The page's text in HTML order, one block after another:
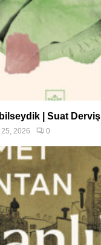
| Suat Derviş
2026 0